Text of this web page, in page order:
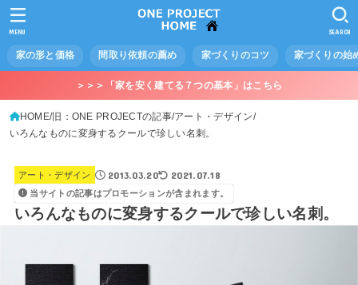
家の形と価格 間取り依頼の薦め 家づくりのコツ 家づくりの始
SEARCH
MENU
＞＞＞「家を安く建てる７つの基本」はこちら
HOME 旧：ONE PROJECTの記事 アート・デザイン
いろんなものに変身するクールで珍しい名刺。
アート・デザイン 2013.03.20 2021.07.18
当サイトの記事はプロモーションが含まれます。
いろんなものに変身するクールで珍しい名刺。